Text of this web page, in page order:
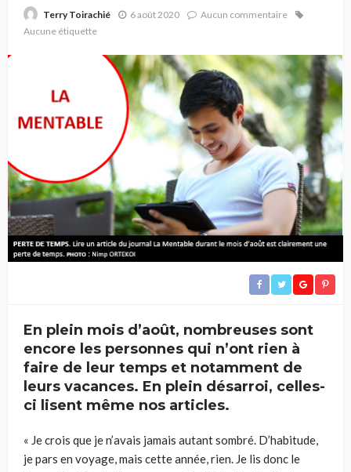
Terry Toirachié 6 août 2020
Aucun commentaire
Aucune étiquette
En plein mois d’août, nombreuses sont
encore les personnes qui n’ont rien à
faire de leur temps et notamment de
leurs vacances. En plein désarroi, celles-
ci lisent même nos articles.
« Je crois que je n’avais jamais autant sombré. D’habitude,
je pars en voyage, mais cette année, rien. Je lis donc le